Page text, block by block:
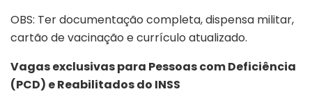
OBS: Ter documentação completa, dispensa militar,
cartão de vacinação e currículo atualizado.
Vagas exclusivas para Pessoas com Deficiência
(PCD) e Reabilitados do INSS